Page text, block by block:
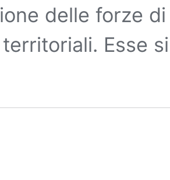
delle forze
Esse